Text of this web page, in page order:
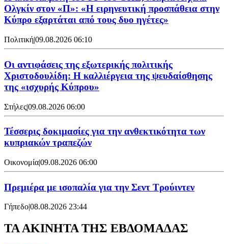
Ολγκίν στον «Π»: «Η ειρηνευτική προσπάθεια στην
Κύπρο εξαρτάται από τους δυο ηγέτες»
Πολιτική|09.08.2026 06:10
Οι αντιφάσεις της εξωτερικής πολιτικής
Χριστοδουλίδη: Η καλλιέργεια της ψευδαίσθησης
της «ισχυρής Κύπρου»
Στήλες|09.08.2026 06:00
Τέσσερις δοκιμασίες για την ανθεκτικότητα των
κυπριακών τραπεζών
Οικονομία|09.08.2026 06:00
Πρεμιέρα με ισοπαλία για την Σεντ Τρούιντεν
Γήπεδο|08.08.2026 23:44
ΤΑ ΑΚΙΝΗΤΑ ΤΗΣ ΕΒΔΟΜΑΔΑΣ